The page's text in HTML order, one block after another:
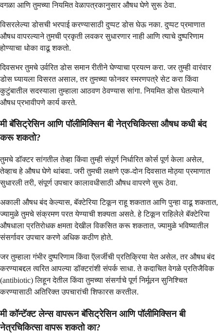
वगळा आणि तुमच्या नियमित वेळापत्रकानुसार औषध घेणे सुरू ठेवा.
विसरलेल्या डोसची भरपाई करण्यासाठी दुप्पट डोस घेऊ नका. दुप्पट प्रमाणात
औषध वापरल्याने तुमची प्रकृती लवकर सुधारणार नाही आणि त्याचे दुष्परिणाम
होण्याचा धोका वाढू शकतो.
दिवसभर तुमचे उर्वरित डोस समान रीतीने घेण्याचा प्रयत्न करा. जर तुम्ही वारंवार
डोस घ्यायला विसरत असाल, तर तुमच्या फोनवर स्मरणपत्रे सेट करा किंवा
कुटुंबातील सदस्याला तुम्हाला आठवण ठेवण्यास सांगा. नियमित डोस घेतल्याने
औषध प्रभावीपणे कार्य करते.
मी बॅसिट्रेसिन आणि पॉलीमिक्सिन बी नेत्रचिकित्सा औषध कधी बंद
करू शकतो?
तुमचे डॉक्टर सांगतील तेव्हा किंवा तुम्ही संपूर्ण निर्धारित कोर्स पूर्ण केला असेल,
तेव्हाच हे औषध घेणे थांबवा. जरी तुमची लक्षणे एक-दोन दिवसात मोठ्या प्रमाणात
सुधारली तरी, संपूर्ण उपचार कालावधीसाठी औषध वापरणे सुरू ठेवा.
अकाली औषध बंद केल्यास, बॅक्टेरिया टिकून राहू शकतात आणि पुन्हा वाढू शकतात,
ज्यामुळे तुमचे संक्रमण परत येण्याची शक्यता असते. हे टिकून राहिलेले बॅक्टेरिया
औषधाला प्रतिरोधक क्षमता देखील विकसित करू शकतात, ज्यामुळे भविष्यातील
संसर्गावर उपचार करणे अधिक कठीण होते.
जर तुम्हाला गंभीर दुष्परिणाम किंवा ऍलर्जीची प्रतिक्रिया येत असेल, तर औषध बंद
करण्याबद्दल त्वरित आपल्या डॉक्टरांशी संपर्क साधा. ते कदाचित वेगळे प्रतिजैविक
(antibiotic) लिहून देतील किंवा तुमच्या संसर्गाचे पूर्ण निर्मूलन सुनिश्चित
करण्यासाठी अतिरिक्त उपचारांची शिफारस करतील.
मी कॉन्टॅक्ट लेन्स वापरून बॅसिट्रेसिन आणि पॉलीमिक्सिन बी
नेत्रचिकित्सा वापरू शकतो का?